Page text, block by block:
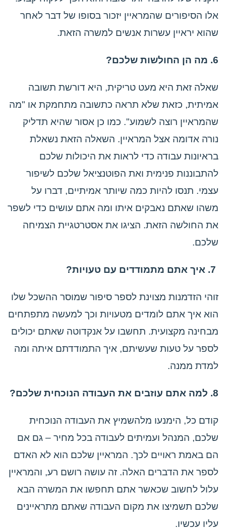
אלו הסיפורים שהמראיין יזכור בסופו של דבר לאחר
שהוא יראיין עשרות אנשים למשרה הזאת.
6. מה הן החולשות שלכם?
שאלה זאת היא מעט טריקית, היא דורשת תשובה
אמיתית, כזאת שלא תראה כתשובה מתחמקת או "מה
שהמראיין רוצה לשמוע". כמו כן אסור שהיא תדליק
נורה אדומה אצל המראיין. השאלה הזאת נשאלת
בראיונות עבודה כדי לראות את היכולות שלכם
להתבוננות פנימית ואת הפוטנציאל שלכם לשיפור
עצמי. תנסו להיות כמה שיותר אמיתיים, דברו על
משהו שאתם נאבקים איתו ומה אתם עושים כדי לשפר
את החולשה הזאת. הציגו את אסטרטגיית הצמיחה
שלכם.
זוהי הזדמנות מצוינת לספר סיפור שמוסר ההשכל שלו
הוא איך אתם לומדים מטעויות וכך למעשה מתפתחים
מבחינה מקצועית. תחשבו על אנקדוטה שאתם יכולים
לספר על טעות שעשיתם, איך התמודדתם איתה ומה
למדת ממנה.
8. למה אתם עוזבים את העבודה הנוכחית שלכם?
קודם כל, הימנעו מלהשמיץ את העבודה הנוכחית
שלכם, המנהל ועמיתים לעבודה בכל מחיר – גם אם
הם באמת ראויים לכך. המראיין שלכם הוא לא האדם
לספר את הדברים האלה. זה עושה רושם רע, והמראיין
עלול לחשוב שכאשר אתם תחפשו את המשרה הבא
שלכם תשמיצו את מקום העבודה שאתם מתראיינים
עליו עכשיו.